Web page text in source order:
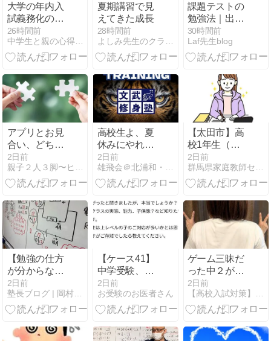
大学の年内入
試義務化の行
方
26時間前
中学生と親の心得 高校受験の勉強法相談
夏期講習で見
えてきた成長
28時間前
よしみ先生のクラスルーム
課題テストの
勉強法｜出題
範囲は夏休み
の宿題。対策
の5ステップ
30時間前
Laf先生blog
アプリとお見
合い、どちら
が良いの？
2日前
親子２人３脚〜ヒミツの質問で、受験合格を目指す〜
高校生よ、夏
休みにやれる
ところまで
【尽己】を！
2日前
雄飛会＠北浦和・最強個人塾流：志望校に見合う【格】の育て方
【太田市】高
校1年生（女
子）｜特進コ
ース在籍・英
語または数学
てくださる女
性の先生募
集！
2日前
群馬県家庭教師センター
【勉強の仕方
が分からな
い？】便利な
言葉だよね
ー、でもね間
ね、それ。
2日前
塾長ブログ | 岡村塾 大阪茨木の学習塾
【ケース41】
中学受験、基
本校から中堅
校受験層はど
う変わった
マロ】
2日前
お受験のお医者さん
ゲーム三昧だ
った中２が、
やる気も点数
もアップした
話
2日前
【高校入試対策】元中学校教師道山ケイのオフィシャルブログ